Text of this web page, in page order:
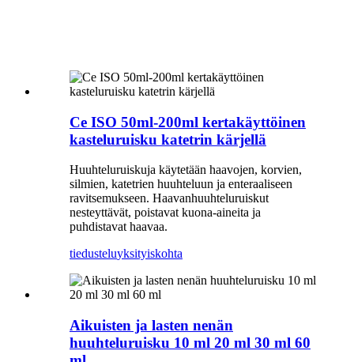
Ce ISO 50ml-200ml kertakäyttöinen
kasteluruisku katetrin kärjellä
Huuhteluruiskuja käytetään haavojen, korvien,
silmien, katetrien huuhteluun ja enteraaliseen
ravitsemukseen. Haavanhuuhteluruiskut
nesteyttävät, poistavat kuona-aineita ja
puhdistavat haavaa.
tiedusteluyksityiskohta
Aikuisten ja lasten nenän
huuhteluruisku 10 ml 20 ml 30 ml 60